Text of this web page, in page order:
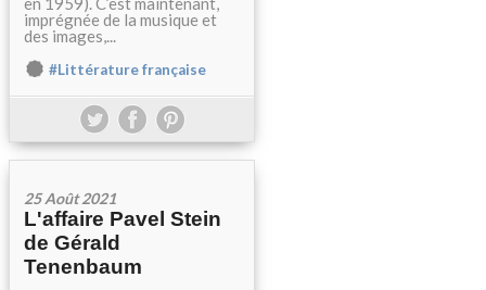
imprégnée de la musique et
des images,...
#Littérature française
25 Août 2021
L'affaire Pavel Stein
de Gérald
Tenenbaum